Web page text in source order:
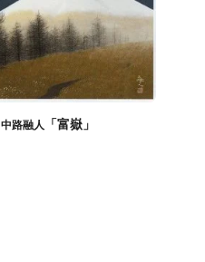
中路融人 「富嶽」